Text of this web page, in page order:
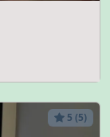
5 (5)